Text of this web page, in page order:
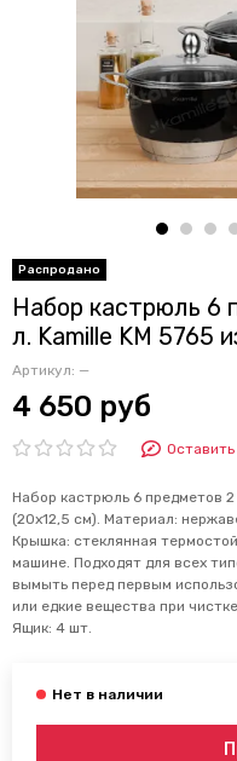
Набор кастрюль 6
л. Kamille KM 5765
Артикул: —
4 650 руб
Набор кастрюль 6 предметов 2
(20х12,5 см). Материал:
Крышка: стеклянная
машине. Подходят для всех
вымыть перед первым
или едкие вещества при
Ящик: 4 шт.